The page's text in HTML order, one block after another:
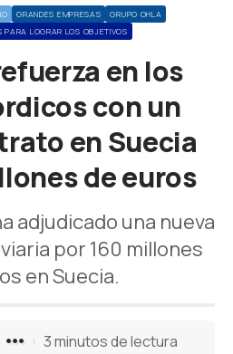
GRANDES EMPRESAS
GRUPO OHLA
PARA LOGRAR LOS OBJETIVOS
en los
con un
en Suecia
de euros
adjudicado una nueva
por 160 millones
en Suecia.
3 minutos de lectura